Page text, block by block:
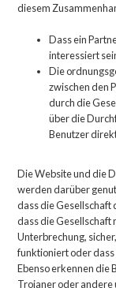
diesem
Dass ein
interessiert
Die
zwischen den
durch die
über die
Benutzer
Die Website und die
werden darüber
dass die
dass die Gesellschaft
Unterbrechung,
funktioniert oder
Ebenso erkennen die
Trojaner oder andere